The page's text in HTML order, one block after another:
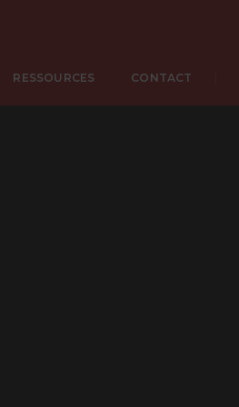
RESSOURCES CONTACT